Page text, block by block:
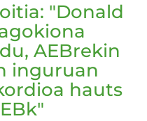
"Donald
AEBrekin
inguruan
hauts